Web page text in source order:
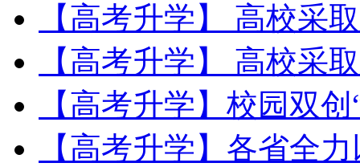
【高考升学】 高校采
【高考升学】 高校采
【高考升学】校园双
【高考升学】各省全